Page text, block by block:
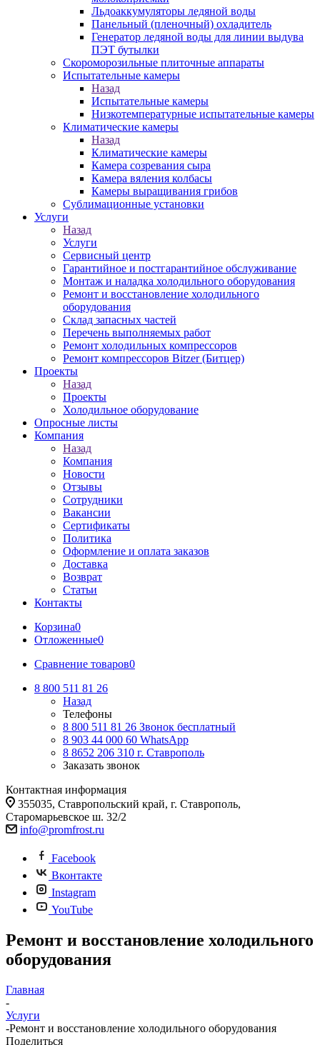
Льдоаккумуляторы ледяной воды
Панельный (пленочный) охладитель
Генератор ледяной воды для линии выдува
ПЭТ бутылки
Скороморозильные плиточные аппараты
Испытательные камеры
Назад
Испытательные камеры
Низкотемпературные испытательные камеры
Климатические камеры
Назад
Климатические камеры
Камера созревания сыра
Камера вяления колбасы
Камеры выращивания грибов
Сублимационные установки
Услуги
Назад
Услуги
Сервисный центр
Гарантийное и постгарантийное обслуживание
Монтаж и наладка холодильного оборудования
Ремонт и восстановление холодильного
оборудования
Склад запасных частей
Перечень выполняемых работ
Ремонт холодильных компрессоров
Ремонт компрессоров Bitzer (Битцер)
Проекты
Назад
Проекты
Холодильное оборудование
Опросные листы
Компания
Назад
Компания
Новости
Отзывы
Сотрудники
Вакансии
Сертификаты
Политика
Оформление и оплата заказов
Доставка
Возврат
Статьи
Контакты
Корзина0
Отложенные0
Сравнение товаров0
8 800 511 81 26
Назад
Телефоны
8 800 511 81 26 Звонок бесплатный
8 903 44 000 60 WhatsАpp
8 8652 206 310 г. Ставрополь
Заказать звонок
Контактная информация
355035, Ставропольский край, г. Ставрополь,
Старомарьевское ш. 32/2
info@promfrost.ru
Facebook
Вконтакте
Instagram
YouTube
Ремонт и восстановление холодильного
оборудования
Главная
-
Услуги
-Ремонт и восстановление холодильного оборудования
Поделиться